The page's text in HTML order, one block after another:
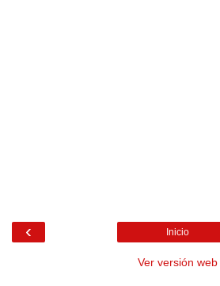
‹ Inicio
Ver versión web